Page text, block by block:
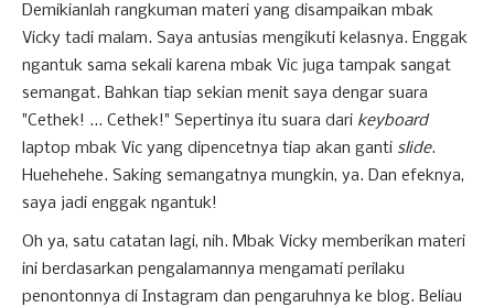
Demikianlah rangkuman materi yang disampaikan mbak
Vicky tadi malam. Saya antusias mengikuti kelasnya. Enggak
ngantuk sama sekali karena mbak Vic juga tampak sangat
semangat. Bahkan tiap sekian menit saya dengar suara
"Cethek! ... Cethek!" Sepertinya itu suara dari keyboard
laptop mbak Vic yang dipencetnya tiap akan ganti slide.
Huehehehe. Saking semangatnya mungkin, ya. Dan efeknya,
saya jadi enggak ngantuk!
Oh ya, satu catatan lagi, nih. Mbak Vicky memberikan materi
ini berdasarkan pengalamannya mengamati perilaku
penontonnya di Instagram dan pengaruhnya ke blog. Beliau